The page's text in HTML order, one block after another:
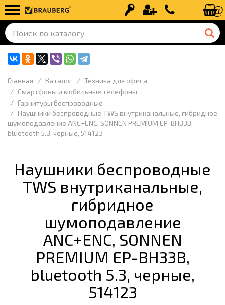
Вход Регистрация+7 (499) 110-
Главная Каталог
Техника для офиса
Смартфоны и мобильные телефоны
Гарнитуры беспроводные
Наушники беспроводные TWS внутриканальные, гибридное
шумоподавление ANC+ENC, SONNEN PREMIUM EP-BH33B,
bluetooth 5.3, черные, 514123
Наушники беспроводные
TWS внутриканальные,
гибридное
шумоподавление
ANC+ENC, SONNEN
PREMIUM EP-BH33B,
bluetooth 5.3, черные,
514123